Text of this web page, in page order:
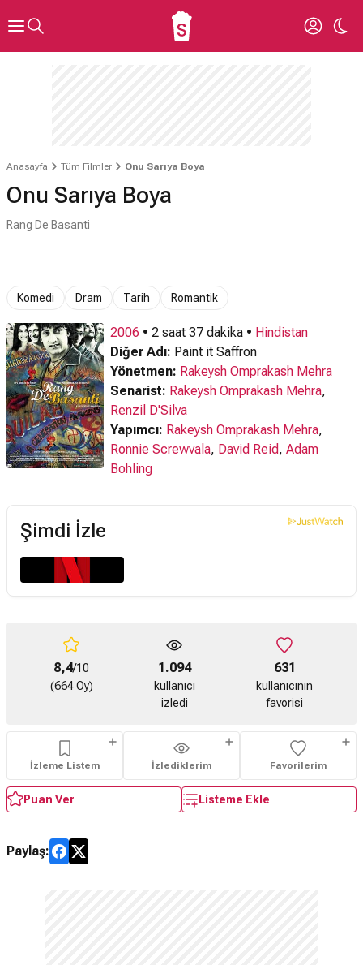
Anasayfa Tüm Filmler Onu Sarıya Boya
Onu Sarıya Boya
Rang De Basanti
Komedi Dram Tarih Romantik
2006 • 2 saat 37 dakika • Hindistan
Diğer Adı: Paint it Saffron
Yönetmen: Rakeysh Omprakash Mehra
Senarist: Rakeysh Omprakash Mehra,
Renzil D'Silva
Yapımcı: Rakeysh Omprakash Mehra,
Ronnie Screwvala, David Reid, Adam
Bohling
Şimdi İzle
8,4/10
(664 Oy)
1.094
kullanıcı
izledi
631
kullanıcının
favorisi
İzleme Listem İzlediklerim Favorilerim
Puan Ver Listeme Ekle
Paylaş: